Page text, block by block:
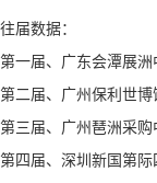
往届数据：
第一届、广东会潭展洲
第二届、广州保利世博
第三届、广州琶洲采
第四届、深圳新国第